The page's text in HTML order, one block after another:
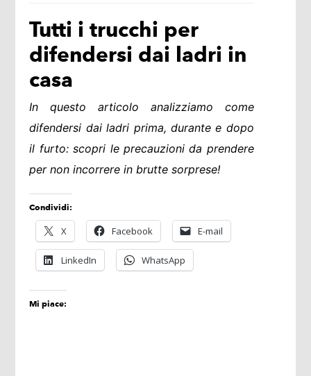
Tutti i trucchi per
difendersi dai ladri in
casa
In questo articolo analizziamo come
difendersi dai ladri prima, durante e dopo
il furto: scopri le precauzioni da prendere
per non incorrere in brutte sorprese!
Condividi:
X Facebook E-mail
LinkedIn WhatsApp
Mi piace: